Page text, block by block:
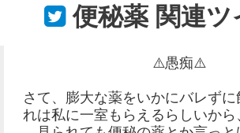
便秘薬 関連ツ
⚠️愚痴⚠️
さて、膨大な薬をいかにバレず
れは私に一室もらえるらしいから